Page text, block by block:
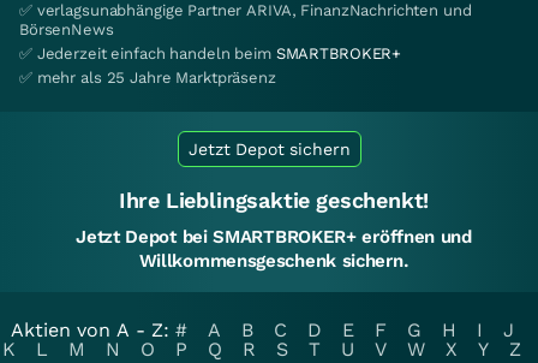
✅ verlagsunabhängige Partner ARIVA, FinanzNachrichten und
BörsenNews
✅ Jederzeit einfach handeln beim SMARTBROKER+
✅ mehr als 25 Jahre Marktpräsenz
Jetzt Depot sichern
Ihre Lieblingsaktie geschenkt!
Jetzt Depot bei SMARTBROKER+ eröffnen und
Willkommensgeschenk sichern.
Aktien von A - Z: # A B C D E F G H I
J
K
L M N O P Q R S T U V W X Y
Z